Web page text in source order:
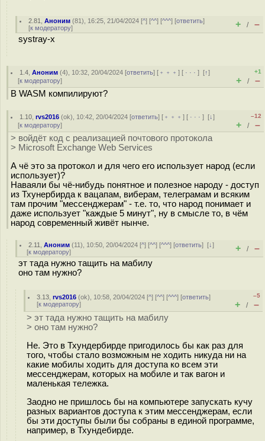
2.81 ,Аноним (81), 16:25, 21/04/2024 [^] [^^] [^^^] [ответить]
[к модератору] + / –
systray-x
1.4 ,Аноним (4), 10:32, 20/04/2024 [ответить] [ ﹢﹢﹢] [ · · ·][↑]
[к модератору]
+1
+ / –
В WASM компилируют?
1.10 ,rvs2016 (ok), 10:42, 20/04/2024 [ответить] [ ﹢﹢﹢] [ · · ·][↓]
[к модератору]
–12
+ / –
> войдёт код с реализацией почтового протокола
> Microsoft Exchange Web Services
А чё это за протокол и для чего его использует народ (если
использует)?
Наваяли бы чё-нибудь понятное и полезное народу - доступ
из Тхунербирда к вацапам, виберам, телеграмам и всяким
там прочим "мессенджерам" - т.е. то, что народ понимает и
даже использует "каждые 5 минут", ну в смысле то, в чём
народ современный живёт нынче.
2.11 ,Аноним (11), 10:50, 20/04/2024 [^] [^^] [^^^] [ответить][↓]
[к модератору] + / –
эт тада нужно тащить на мабилу
оно там нужно?
3.13 ,rvs2016 (ok), 10:58, 20/04/2024 [^] [^^] [^^^] [ответить]
[к модератору]
–5
+ / –
> эт тада нужно тащить на мабилу
> оно там нужно?
Не. Это в Тхундербирде пригодилось бы как раз для
того, чтобы стало возможным не ходить никуда ни на
какие мобилы ходить для доступа ко всем эти
мессенджерам, которых на мобиле и так вагон и
маленькая тележка.
Заодно не пришлось бы на компьютере запускать кучу
разных вариантов доступа к этим мессенджерам, если
бы эти доступы были бы собраны в единой программе,
например, в Тхундебирде.